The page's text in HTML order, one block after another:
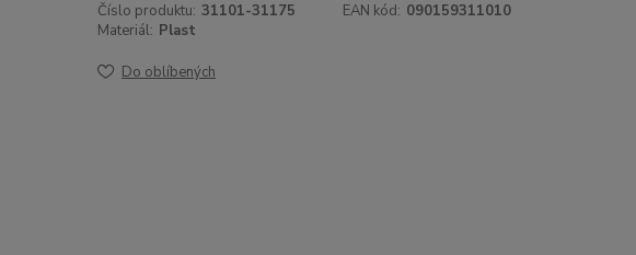
Číslo produktu: 31101-31175 EAN kód: 090159311010
Materiál: Plast
Do oblíbených